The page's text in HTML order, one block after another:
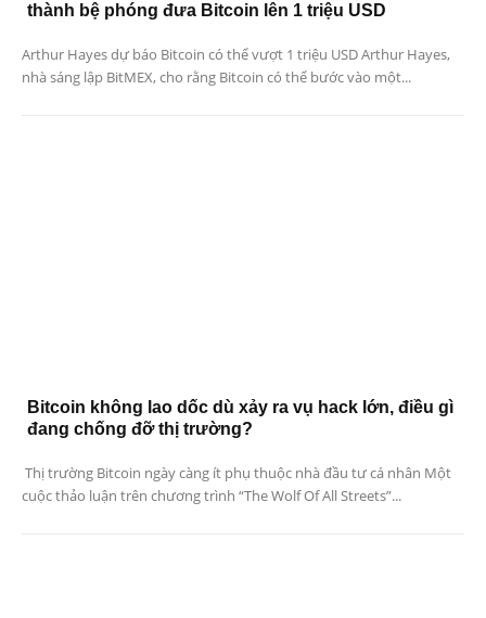
thành bệ phóng đưa Bitcoin lên 1 triệu USD
Arthur Hayes dự báo Bitcoin có thể vượt 1 triệu USD Arthur Hayes,
nhà sáng lập BitMEX, cho rằng Bitcoin có thể bước vào một...
Bitcoin không lao dốc dù xảy ra vụ hack lớn, điều gì
đang chống đỡ thị trường?
Thị trường Bitcoin ngày càng ít phụ thuộc nhà đầu tư cá nhân Một
cuộc thảo luận trên chương trình “The Wolf Of All Streets”...